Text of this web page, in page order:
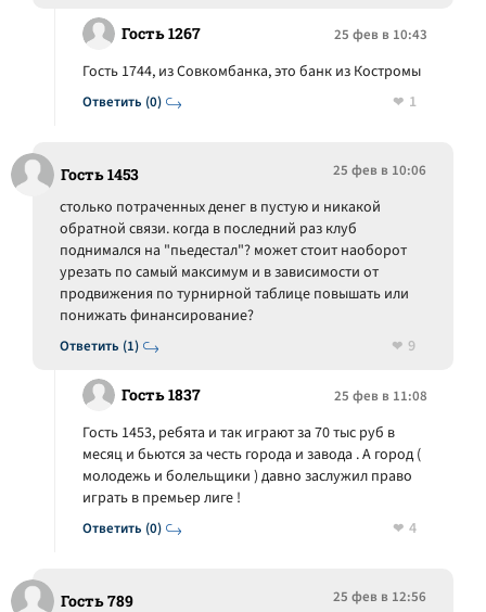
Гость 1267 25 фев в 10:43
Ответить (0)
Гость 1744, из Совкомбанка, это банк из Костромы
1
Гость 1453 25 фев в 10:06
Ответить (1)
столько потраченных денег в пустую и никакой
обратной связи. когда в последний раз клуб
поднимался на "пьедестал"? может стоит наоборот
урезать по самый максимум и в зависимости от
продвижения по турнирной таблице повышать или
понижать финансирование?
9
Гость 1837 25 фев в 11:08
Ответить (0)
Гость 1453, ребята и так играют за 70 тыс руб в
месяц и бьются за честь города и завода . А город (
молодежь и болельщики ) давно заслужил право
играть в премьер лиге !
4
Гость 789 25 фев в 12:56